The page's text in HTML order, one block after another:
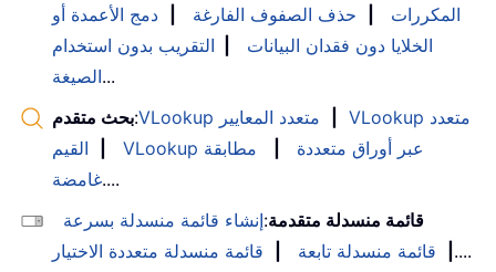
المكررات
حذف الصفوف الفارغة
دمج الأعمدة أو
الخلايا دون فقدان البيانات
التقريب بدون استخدام
الصيغة...
بحث متقدم: VLookup متعدد المعايير
VLookup متعدد
القيم
VLookup عبر أوراق متعددة
مطابقة
غامضة....
قائمة منسدلة متقدمة:إنشاء قائمة منسدلة بسرعة
قائمة منسدلة تابعة قائمة منسدلة متعددة الاختيار
....